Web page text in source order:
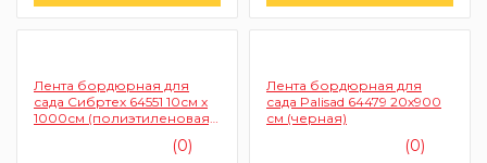
Лента бордюрная для
сада Сибртех 64551 10см х
1000см (полиэтиленовая,
(0)
Лента бордюрная для
сада Palisad 64479 20х900
см (черная)
(0)